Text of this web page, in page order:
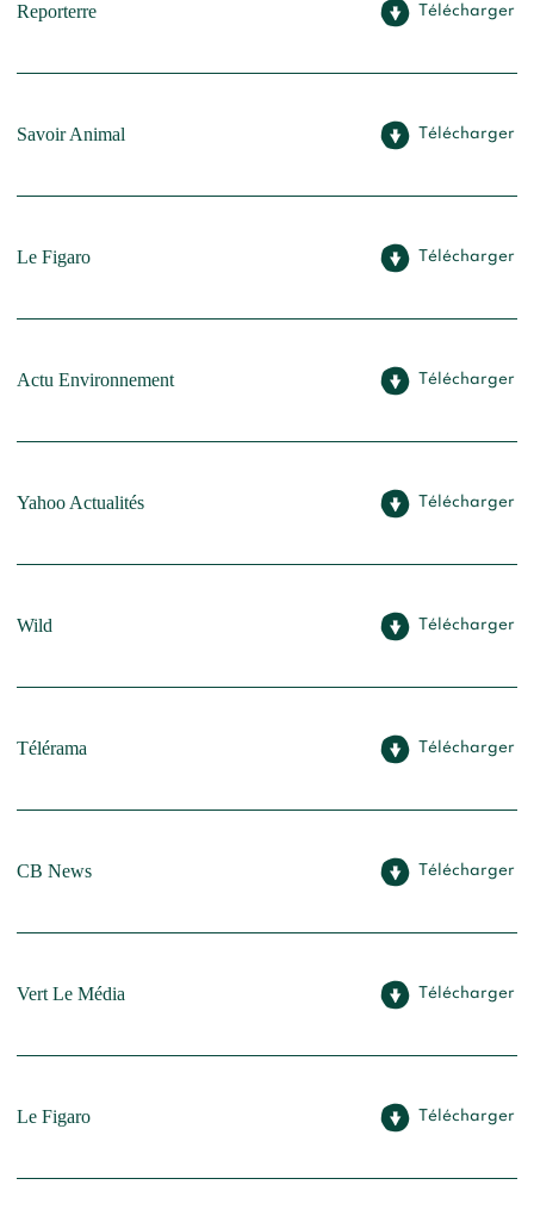
Reporterre Télécharger
Savoir Animal Télécharger
Le Figaro Télécharger
Actu Environnement Télécharger
Yahoo Actualités Télécharger
Wild Télécharger
Télérama Télécharger
CB News Télécharger
Vert Le Média Télécharger
Le Figaro Télécharger